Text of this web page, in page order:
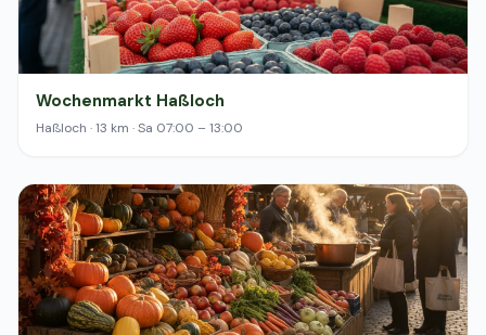
Wochenmarkt Haßloch
Haßloch · 13 km · Sa 07:00 – 13:00